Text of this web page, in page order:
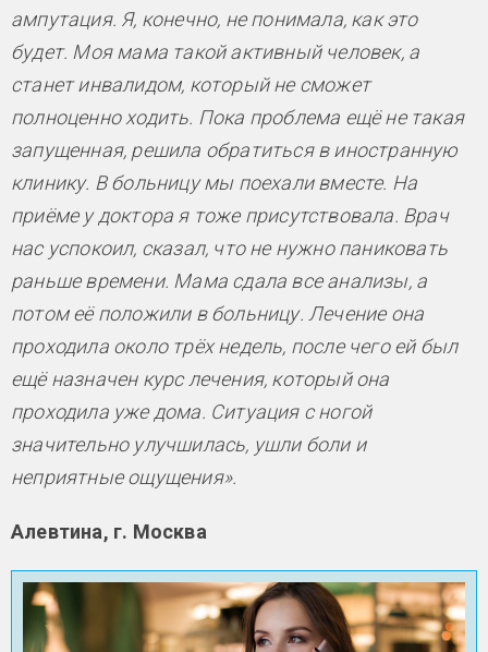
ампутация. Я, конечно, не понимала, как это
будет. Моя мама такой активный человек, а
станет инвалидом, который не сможет
полноценно ходить. Пока проблема ещё не такая
запущенная, решила обратиться в иностранную
клинику. В больницу мы поехали вместе. На
приёме у доктора я тоже присутствовала. Врач
нас успокоил, сказал, что не нужно паниковать
раньше времени. Мама сдала все анализы, а
потом её положили в больницу. Лечение она
проходила около трёх недель, после чего ей был
ещё назначен курс лечения, который она
проходила уже дома. Ситуация с ногой
значительно улучшилась, ушли боли и
неприятные ощущения».
Алевтина, г. Москва